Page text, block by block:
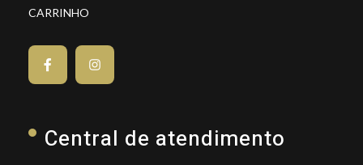
CARRINHO
Central de atendimento